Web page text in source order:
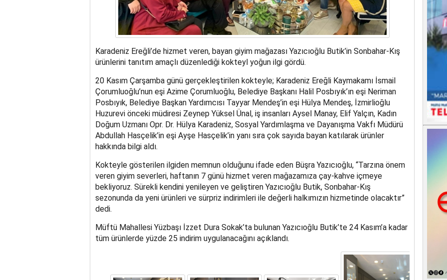
Karadeniz Ereğli’de hizmet veren, bayan giyim mağazası Yazıcıoğlu Butik’in Sonbahar-Kış
ürünlerini tanıtım amaçlı düzenlediği kokteyl yoğun ilgi gördü.
20 Kasım Çarşamba günü gerçekleştirilen kokteyle; Karadeniz Ereğli Kaymakamı İsmail
Çorumluoğlu’nun eşi Azime Çorumluoğlu, Belediye Başkanı Halil Posbıyık’ın eşi Neriman
Posbıyık, Belediye Başkan Yardımcısı Tayyar Mendeş’in eşi Hülya Mendeş, İzmirlioğlu
Huzurevi önceki müdiresi Zeynep Yüksel Ünal, iş insanları Aysel Manay, Elif Yalçın, Kadın
Doğum Uzmanı Opr. Dr. Hülya Karadeniz, Sosyal Yardımlaşma ve Dayanışma Vakfı Müdürü
Abdullah Hasçelik’in eşi Ayşe Hasçelik’in yanı sıra çok sayıda bayan katılarak ürünler
hakkında bilgi aldı.
Kokteyle gösterilen ilgiden memnun olduğunu ifade eden Büşra Yazıcıoğlu, “Tarzına önem
veren giyim severleri, haftanın 7 günü hizmet veren mağazamıza çay-kahve içmeye
bekliyoruz. Sürekli kendini yenileyen ve geliştiren Yazıcıoğlu Butik, Sonbahar-Kış
sezonunda da yeni ürünleri ve sürpriz indirimleri ile değerli halkımızın hizmetinde olacaktır”
dedi.
Müftü Mahallesi Yüzbaşı İzzet Dura Sokak’ta bulunan Yazıcıoğlu Butik’te 24 Kasım’a kadar
tüm ürünlerde yüzde 25 indirim uygulanacağını açıklandı.